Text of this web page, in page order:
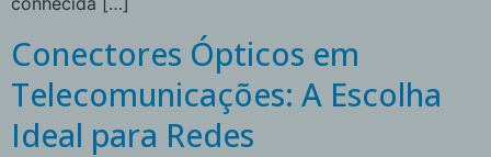
Conectores Ópticos em
Telecomunicações: A Escolha
Ideal para Redes